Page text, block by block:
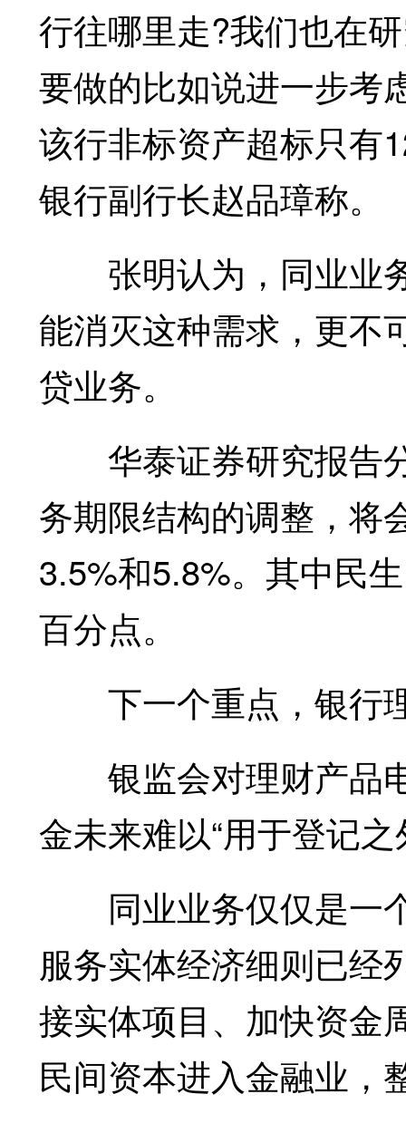
行往哪里走?我们也在
要做的比如说进一步考
该行非标资产超标只有
银行副行长赵品璋称。
张明认为，同业业
能消灭这种需求，更不
贷业务。
华泰证券研究报告
务期限结构的调整，将
3.5%和5.8%。其中民
百分点。
下一个重点，银行
银监会对理财产品
金未来难以“用于登记之
同业业务仅仅是一
服务实体经济细则已经
接实体项目、加快资金
民间资本进入金融业，